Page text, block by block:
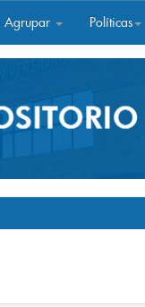
Agrupar Políticas